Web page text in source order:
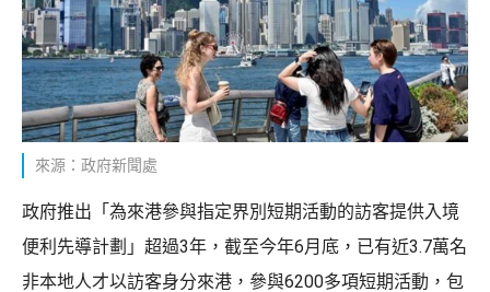
來源：政府新聞處
政府推出「為來港參與指定界別短期活動的訪客提供入境
便利先導計劃」超過3年，截至今年6月底，已有近3.7萬名
非本地人才以訪客身分來港，參與6200多項短期活動，包